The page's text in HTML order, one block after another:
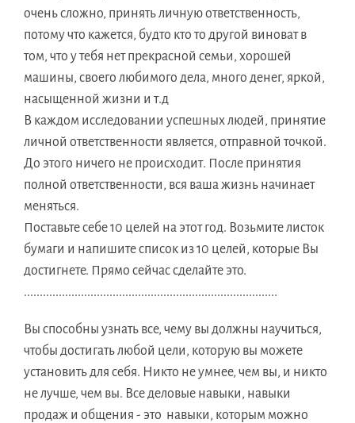
очень сложно, принять личную ответственность,
потому что кажется, будто кто то другой виноват в
том, что у тебя нет прекрасной семьи, хорошей
машины, своего любимого дела, много денег, яркой,
насыщенной жизни и т.д
В каждом исследовании успешных людей, принятие
личной ответственности является, отправной точкой.
До этого ничего не происходит. После принятия
полной ответственности, вся ваша жизнь начинает
меняться.
Поставьте себе 10 целей на этот год. Возьмите листок
бумаги и напишите список из 10 целей, которые Вы
достигнете. Прямо сейчас сделайте это.
................................................................................
Вы способны узнать все, чему вы должны научиться,
чтобы достигать любой цели, которую вы можете
установить для себя. Никто не умнее, чем вы, и никто
не лучше, чем вы. Все деловые навыки, навыки
продаж и общения - это навыки, которым можно